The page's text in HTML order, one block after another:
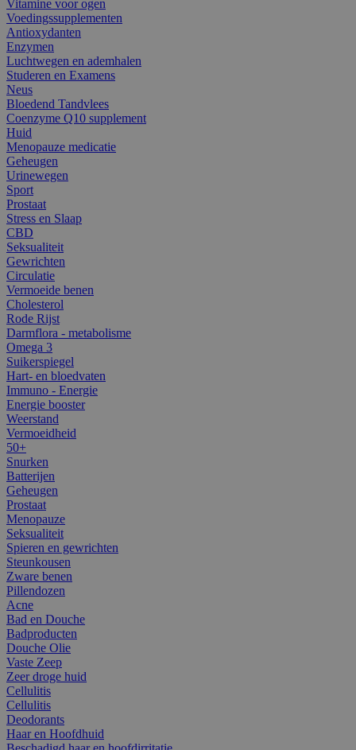
Vitamine voor ogen
Voedingssupplementen
Antioxydanten
Enzymen
Luchtwegen en ademhalen
Studeren en Examens
Neus
Bloedend Tandvlees
Coenzyme Q10 supplement
Huid
Menopauze medicatie
Geheugen
Urinewegen
Sport
Prostaat
Stress en Slaap
CBD
Seksualiteit
Gewrichten
Circulatie
Vermoeide benen
Cholesterol
Rode Rijst
Darmflora - metabolisme
Omega 3
Suikerspiegel
Hart- en bloedvaten
Immuno - Energie
Energie booster
Weerstand
Vermoeidheid
50+
Snurken
Batterijen
Geheugen
Prostaat
Menopauze
Seksualiteit
Spieren en gewrichten
Steunkousen
Zware benen
Pillendozen
Acne
Bad en Douche
Badproducten
Douche Olie
Vaste Zeep
Zeer droge huid
Cellulitis
Cellulitis
Deodorants
Haar en Hoofdhuid